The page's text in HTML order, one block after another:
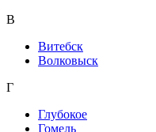
В
Витебск
Волковыск
Г
Глубокое
Гомель